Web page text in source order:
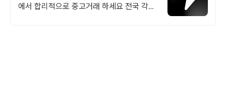
에서 합리적으로 중고거래 하세요 전국 각지